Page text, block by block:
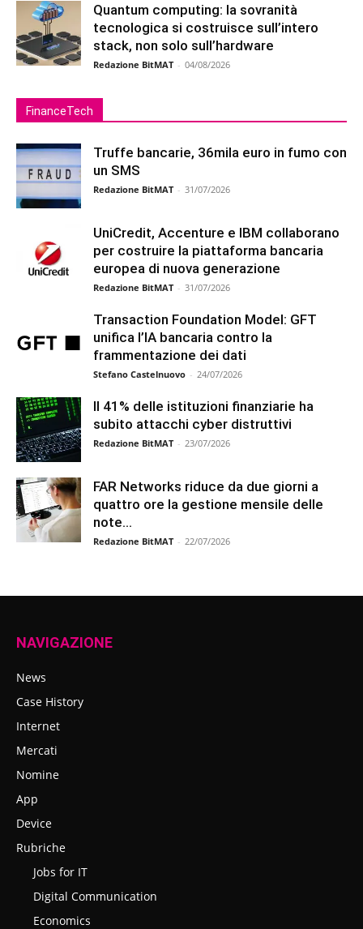
Quantum computing: la sovranità
tecnologica si costruisce sull’intero
stack, non solo sull’hardware
Redazione BitMAT - 04/08/2026
FinanceTech
Truffe bancarie, 36mila euro in fumo con
un SMS
Redazione BitMAT - 31/07/2026
UniCredit, Accenture e IBM collaborano
per costruire la piattaforma bancaria
europea di nuova generazione
Redazione BitMAT - 31/07/2026
Transaction Foundation Model: GFT
unifica l’IA bancaria contro la
frammentazione dei dati
Stefano Castelnuovo - 24/07/2026
Il 41% delle istituzioni finanziarie ha
subito attacchi cyber distruttivi
Redazione BitMAT - 23/07/2026
FAR Networks riduce da due giorni a
quattro ore la gestione mensile delle
note...
Redazione BitMAT - 22/07/2026
NAVIGAZIONE
News
Case History
Internet
Mercati
Nomine
App
Device
Rubriche
Jobs for IT
Digital Communication
Economics